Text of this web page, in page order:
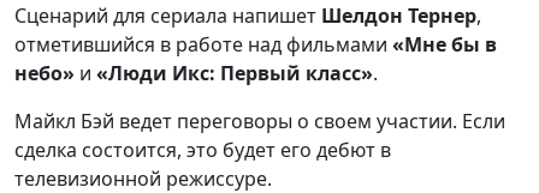
Сценарий для сериала напишет Шелдон Тернер,
отметившийся в работе над фильмами «Мне бы в
небо» и «Люди Икс: Первый класс».
Майкл Бэй ведет переговоры о своем участии. Если
сделка состоится, это будет его дебют в
телевизионной режиссуре.